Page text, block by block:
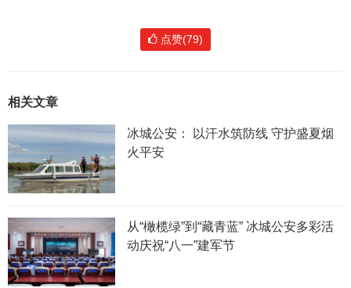
点赞(79)
相关文章
冰城公安： 以汗水筑防线 守护盛夏烟
火平安
从“橄榄绿”到“藏青蓝” 冰城公安多彩活
动庆祝“八一”建军节